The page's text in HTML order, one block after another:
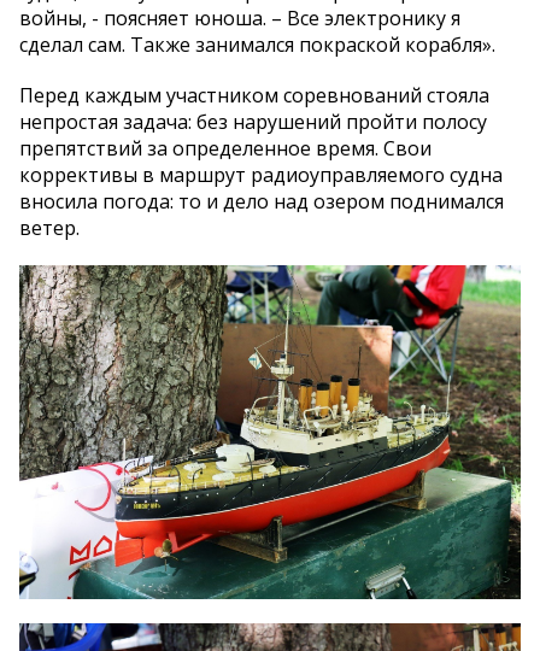
войны, - поясняет юноша. – Все электронику я
сделал сам. Также занимался покраской корабля».
Перед каждым участником соревнований стояла
непростая задача: без нарушений пройти полосу
препятствий за определенное время. Свои
коррективы в маршрут радиоуправляемого судна
вносила погода: то и дело над озером поднимался
ветер.